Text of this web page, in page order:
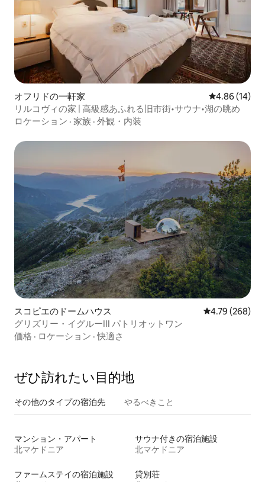
オフリドの一軒家 レビュー14
4.86 (14)
リルコヴィの家 | 高級感あふれる旧市街•サウナ•湖の眺め
ロケーション · 家族 · 外観・内装
スコピエのドームハウス レビュー268
4.79 (268)
グリズリー・イグルーIII パトリオットワン
価格 · ロケーション ·快適さ
ぜひ訪⁠れ⁠た⁠い目⁠的⁠地
その他のタ⁠イ⁠プ⁠の宿⁠泊⁠先 やるべきこと
マンション・アパート
北マケドニア
サウナ付きの宿泊施設
北マケドニア
ファームステイの宿泊施設
貸別荘